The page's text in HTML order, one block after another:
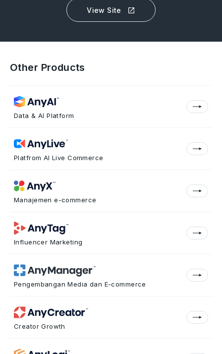
View Site
Other Products
Data & AI Platform
Platfrom AI Live Commerce
Manajemen e-commerce
Influencer Marketing
Pengembangan Media dan E-commerce
Creator Growth